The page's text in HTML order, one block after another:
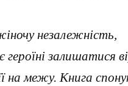
незалежність,
залишатися
на межу. Книга